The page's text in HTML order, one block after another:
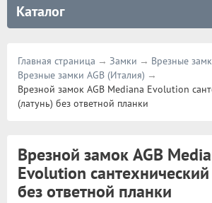
Каталог
Главная страница Замки
Врезные
Врезные замки AGB (Италия)
Врезной замок AGB Mediana Evolution
(латунь) без ответной планки
Врезной замок AGB
Evolution
без ответной планки